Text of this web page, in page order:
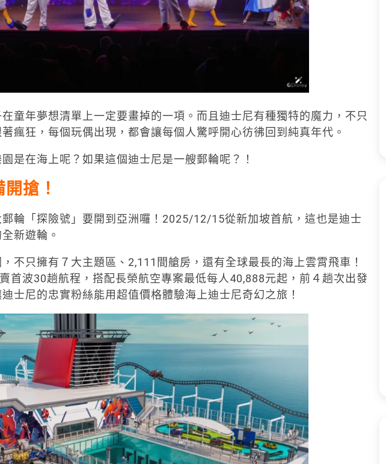
童年夢想清單上一定要畫掉的一項。而且迪士尼有種獨特的魔力，不只
瘋狂，每個玩偶出現，都會讓每個人驚呼開心彷彿回到純真年代。
是在海上呢？如果這個迪士尼是一艘郵輪呢？！
搶！
輪「探險號」要開到亞洲囉！2025/12/15從新加坡首航，這也是迪士
新遊輪。
不只擁有７大主題區、2,111間艙房，還有全球最長的海上雲霄飛車！
首波30趟航程，搭配長榮航空專案最低每人40,888元起，前４趟次出發
士尼的忠實粉絲能用超值價格體驗海上迪士尼奇幻之旅！